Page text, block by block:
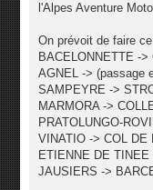
l'Alpes Aventure
On prévoit de faire
BACELONNETTE -
AGNEL -> (passage
SAMPEYRE ->
MARMORA ->
PRATOLUNGO-
VINATIO -> COL DE
ETIENNE DE
JAUSIERS ->